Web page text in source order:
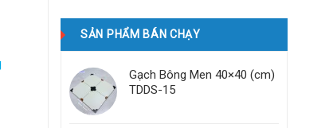
SẢN PHẨM BÁN CHẠY
Gạch Bông Men 40×40 (cm)
TDDS-15